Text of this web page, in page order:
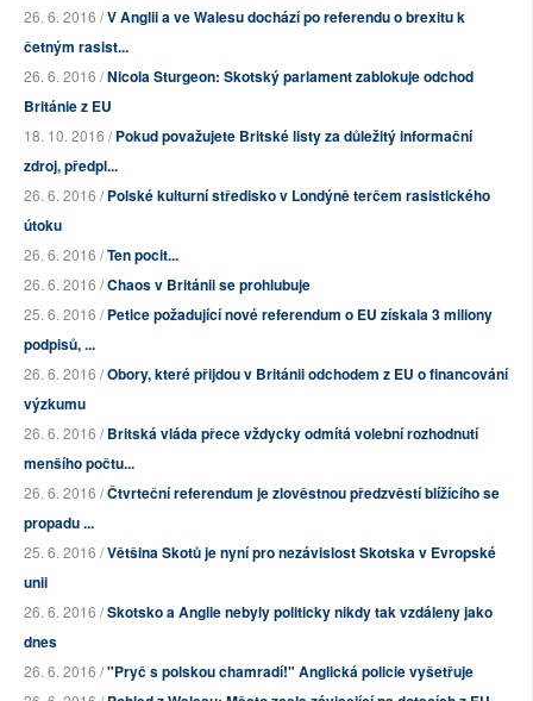
26. 6. 2016 /V Anglii a ve Walesu dochází po referendu o brexitu k
četným rasist...
26. 6. 2016 /Nicola Sturgeon: Skotský parlament zablokuje odchod
Británie z EU
18. 10. 2016 /Pokud považujete Britské listy za důležitý informační
zdroj, předpl...
26. 6. 2016 /Polské kulturní středisko v Londýně terčem rasistického
útoku
26. 6. 2016 /Ten pocit...
26. 6. 2016 /Chaos v Británii se prohlubuje
25. 6. 2016 /Petice požadující nové referendum o EU získala 3 miliony
podpisů, ...
26. 6. 2016 /Obory, které přijdou v Británii odchodem z EU o financování
výzkumu
26. 6. 2016 /Britská vláda přece vždycky odmítá volební rozhodnutí
menšího počtu...
26. 6. 2016 /Čtvrteční referendum je zlověstnou předzvěstí blížícího se
propadu ...
25. 6. 2016 /Většina Skotů je nyní pro nezávislost Skotska v Evropské
unii
26. 6. 2016 /Skotsko a Anglie nebyly politicky nikdy tak vzdáleny jako
dnes
26. 6. 2016 /"Pryč s polskou chamradí!" Anglická policie vyšetřuje